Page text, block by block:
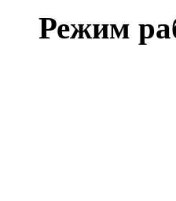
Режим